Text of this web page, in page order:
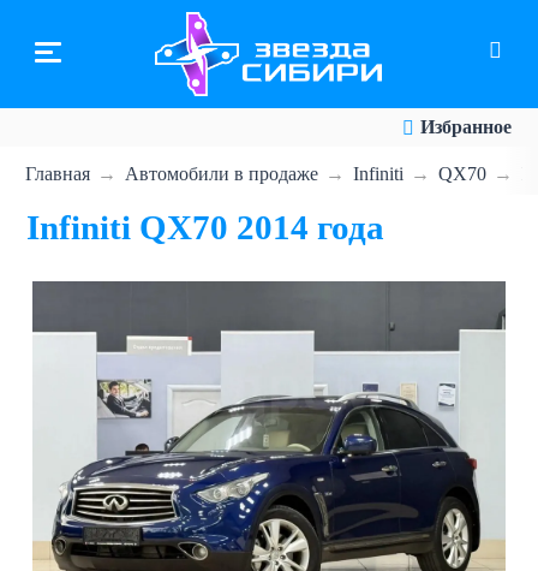
основному
Избранное
Главная Автомобили в продаже Infiniti QX70
Infiniti QX70 2014 года